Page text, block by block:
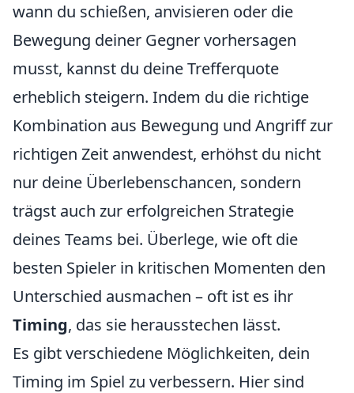
wann du schießen, anvisieren oder die
Bewegung deiner Gegner vorhersagen
musst, kannst du deine Trefferquote
erheblich steigern. Indem du die richtige
Kombination aus Bewegung und Angriff zur
richtigen Zeit anwendest, erhöhst du nicht
nur deine Überlebenschancen, sondern
trägst auch zur erfolgreichen Strategie
deines Teams bei. Überlege, wie oft die
besten Spieler in kritischen Momenten den
Unterschied ausmachen – oft ist es ihr
Timing, das sie herausstechen lässt.
Es gibt verschiedene Möglichkeiten, dein
Timing im Spiel zu verbessern. Hier sind